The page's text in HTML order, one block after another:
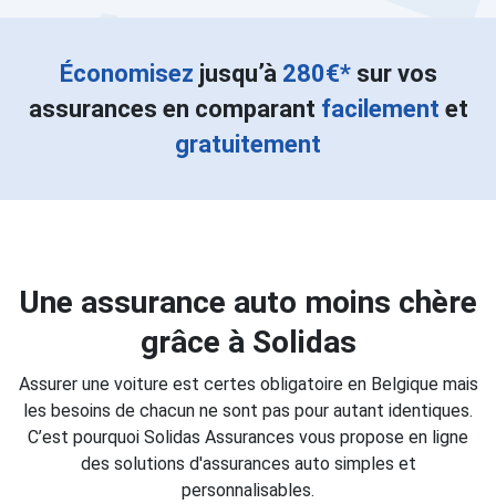
Économisez jusqu’à 280€*sur vos
assurances en comparant facilement et
gratuitement
Une assurance auto moins chère
grâce à Solidas
Assurer une voiture est certes obligatoire en Belgique mais
les besoins de chacun ne sont pas pour autant identiques.
C’est pourquoi Solidas Assurances vous propose en ligne
des solutions d'assurances auto simples et
personnalisables.